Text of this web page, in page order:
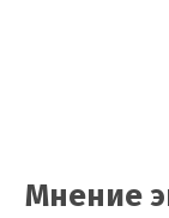
Мнение